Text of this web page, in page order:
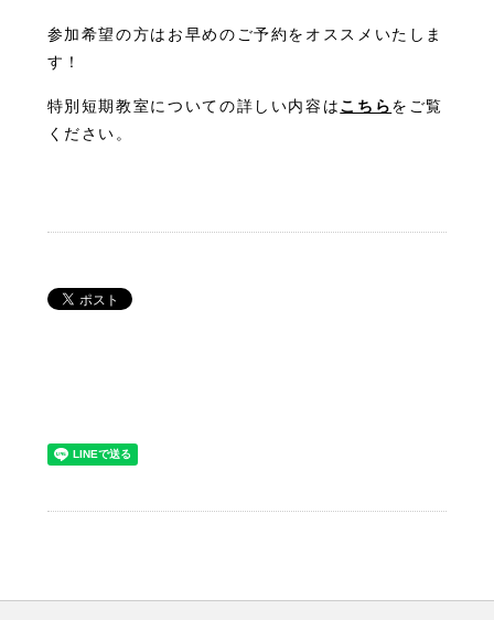
参加希望の方はお早めのご予約をオススメいたしま
す！
特別短期教室についての詳しい内容は こちら をご覧
ください。